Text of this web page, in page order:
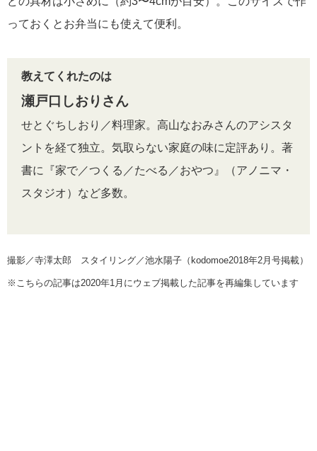
っておくとお弁当にも使えて便利。
教えてくれたのは
瀬戸口しおりさん
せとぐちしおり／料理家。高山なおみさんのアシスタ
ントを経て独立。気取らない家庭の味に定評あり。著
書に『家で／つくる／たべる／おやつ』（アノニマ・
スタジオ）など多数。
撮影／寺澤太郎 スタイリング／池水陽子（kodomoe2018年2月号掲載）
※こちらの記事は2020年1月にウェブ掲載した記事を再編集しています